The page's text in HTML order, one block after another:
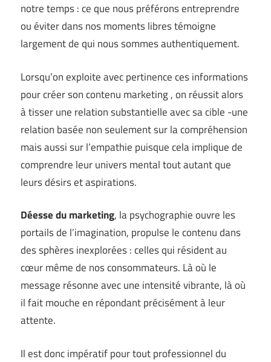
notre temps : ce que nous préférons entreprendre
ou éviter dans nos moments libres témoigne
largement de qui nous sommes authentiquement.
Lorsqu’on exploite avec pertinence ces informations
pour créer son contenu marketing , on réussit alors
à tisser une relation substantielle avec sa cible -une
relation basée non seulement sur la compréhension
mais aussi sur l’empathie puisque cela implique de
comprendre leur univers mental tout autant que
leurs désirs et aspirations.
Déesse du marketing, la psychographie ouvre les
portails de l’imagination, propulse le contenu dans
des sphères inexplorées : celles qui résident au
cœur même de nos consommateurs. Là où le
message résonne avec une intensité vibrante, là où
il fait mouche en répondant précisément à leur
attente.
Il est donc impératif pour tout professionnel du